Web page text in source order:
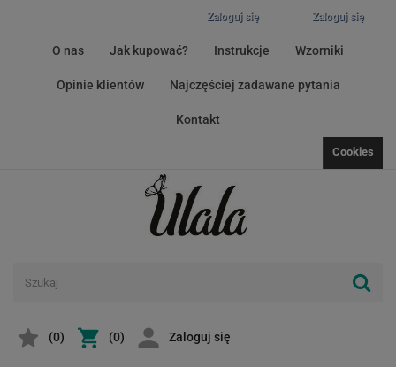
Zaloguj się
Zaloguj się
O nas Jak kupować? Instrukcje Wzorniki
Opinie klientów Najczęściej zadawane pytania
Kontakt
Cookies
(0) (0) Zaloguj się